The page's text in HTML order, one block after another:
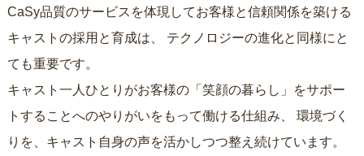
CaSy品質のサービスを体現してお客様と信頼関係を築ける
キャストの採用と育成は、
ても重要です。
キャスト一人ひとりがお客様の「笑顔の暮らし」をサポー
トすることへのやりがいをもって働ける仕組み、
りを、キャスト自身の声を活かしつつ整え続けています。